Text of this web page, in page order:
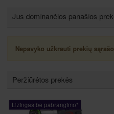
Jus dominančios panašios
Nepavyko užkrauti prekių
Peržiūrėtos prekės
Lizingas be pabrangimo*